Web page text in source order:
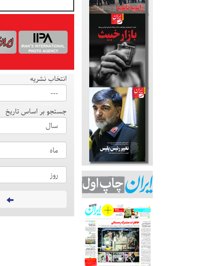
انتخاب نشریه
جستجو بر اساس تاریخ